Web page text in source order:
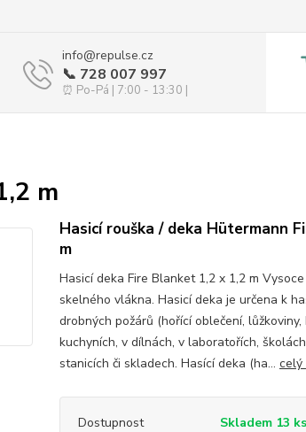
info@repulse.cz
📞 728 007 997
⏰ Po-Pá | 7:00 - 13:30 |
m
Hasicí rouška / deka Hütermann
m
Hasicí deka Fire Blanket 1,2 x 1,2 m
skelného vlákna. Hasicí deka je určena k
drobných požárů (hořící oblečení,
kuchyních, v dílnách, v laboratořích,
stanicích či skladech. Hasící deka (ha... celý
Dostupnost Skladem 13 ks